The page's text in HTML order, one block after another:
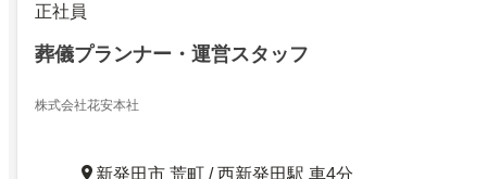
正社員
葬儀プランナー・運営スタッフ
株式会社花安本社
新発田市 荒町 / 西新発田駅 車4分